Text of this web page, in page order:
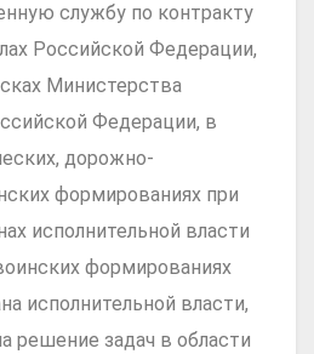
службу по контракту
Российской Федерации,
Министерства
Федерации, в
дорожно-
формированиях при
исполнительной власти
формированиях
исполнительной власти,
решение задач в области